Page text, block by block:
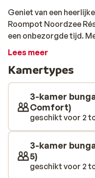
Geniet van een
Roompot Noordzee
een onbezorgde tijd.
pittoreske dorpjes in
fantastische vakantie
in het zwembad, een
allemaal. Je kunt
bungalows. Er zijn
sauna en zo geniet je
heerlijk om in de tuin
vogeltjes op de
er deze dag gaat
Noordzee met een
Lees meer
Kamertypes
3-kamer
Comfort)
geschikt voor 2
3-kamer
5)
geschikt voor 2